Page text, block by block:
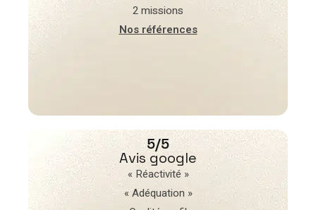
2 missions
Nos références
5/5
Avis google
« Réactivité »
« Adéquation »